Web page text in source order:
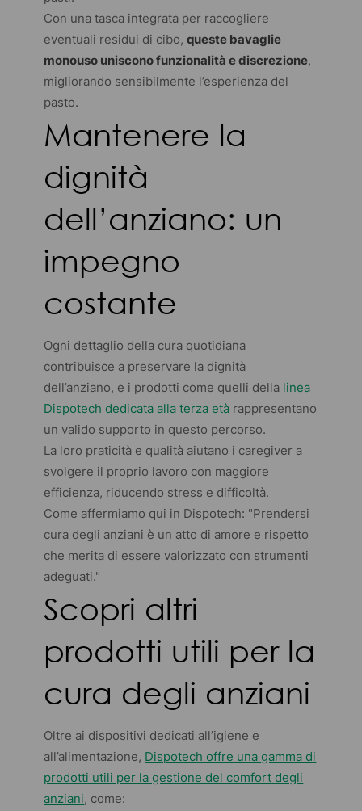
Con una tasca integrata per raccogliere
eventuali residui di cibo,queste bavaglie
monouso uniscono funzionalità e discrezione,
migliorando sensibilmente l’esperienza del
pasto.
Mantenere la
dignità
dell’anziano: un
impegno
costante
Ogni dettaglio della cura quotidiana
contribuisce a preservare la dignità
dell’anziano, e i prodotti come quelli della linea
Dispotech dedicata alla terza età rappresentano
un valido supporto in questo percorso.
La loro praticità e qualità aiutano i caregiver a
svolgere il proprio lavoro con maggiore
efficienza, riducendo stress e difficoltà.
Come affermiamo qui in Dispotech: "Prendersi
cura degli anziani è un atto di amore e rispetto
che merita di essere valorizzato con strumenti
adeguati."
Scopri altri
prodotti utili per la
cura degli anziani
Oltre ai dispositivi dedicati all’igiene e
all’alimentazione, Dispotech offre una gamma di
prodotti utili per la gestione del comfort degli
anziani, come: